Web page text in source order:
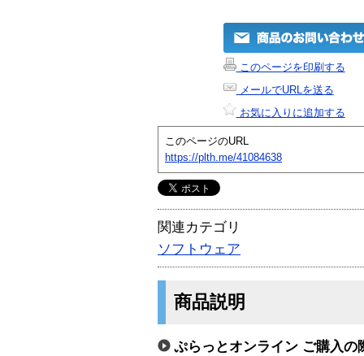
このページを印刷する
メールでURLを送る
お気に入りに追加する
このページのURL
https://plth.me/41084638
関連カテゴリ
ソフトウェア
商品説明
ぷらっとオンライン ご購入の